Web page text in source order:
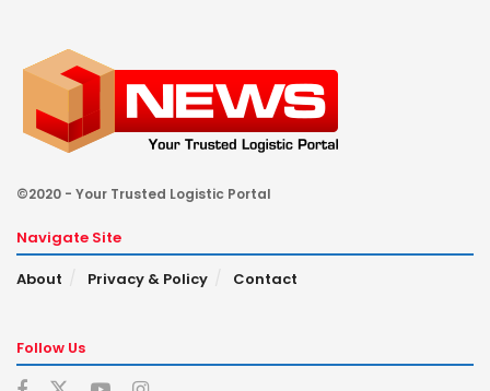
©2020 - Your Trusted Logistic Portal
Navigate Site
About
Privacy & Policy Contact
Follow Us